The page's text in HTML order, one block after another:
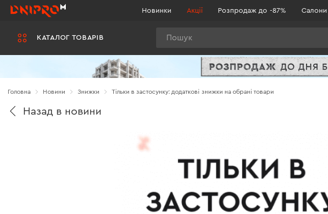
КАТАЛОГ ТОВАРІВ
Новинки Акції Розпродаж до -87% Салони
Головна Новини Знижки Тільки в застосунку: додаткові знижки на обрані товари
Назад в новини